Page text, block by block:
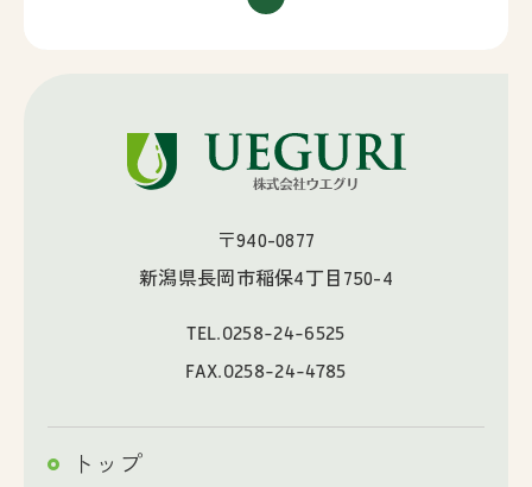
〒940-0877
新潟県長岡市稲保4丁目750-4
TEL.0258-24-6525
FAX.0258-24-4785
トップ